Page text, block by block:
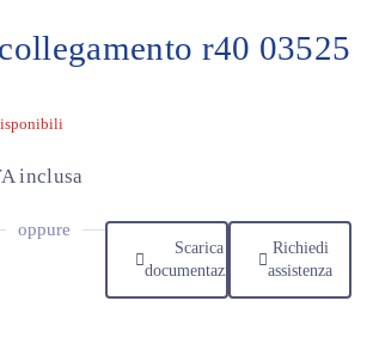
r40 03525
inclusa
oppure
Scarica
documentazione
Richiedi
assistenza